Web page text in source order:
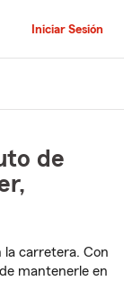
Iniciar Sesión
de
la carretera. Con
mantenerle en